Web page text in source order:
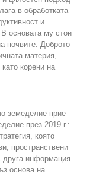
в обработката
и
основата му стои
почвите. Доброто
материя,
корени на
земеделие прие
през 2019 г.:
която
пространствени
друга информация
основа на